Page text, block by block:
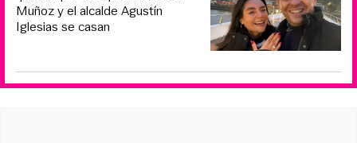
Muñoz y el alcalde Agustín
Iglesias se casan